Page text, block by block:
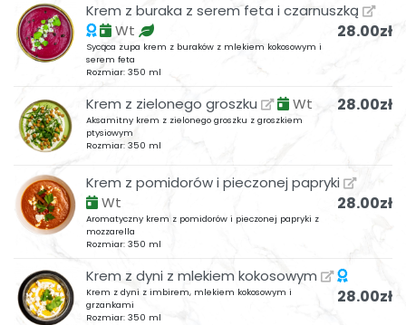
Krem z buraka z serem feta i czarnuszką
Wt
28.00zł
Sycąca zupa krem z buraków z mlekiem kokosowym i
serem feta
Rozmiar: 350 ml
Krem z zielonego groszku Wt 28.00zł
Aksamitny krem z zielonego groszku z groszkiem
ptysiowym
Rozmiar: 350 ml
Krem z pomidorów i pieczonej papryki
Wt
28.00zł
Aromatyczny krem z pomidorów i pieczonej papryki z
mozzarella
Rozmiar: 350 ml
Krem z dyni z mlekiem kokosowym
28.00zł
Krem z dyni z imbirem, mlekiem kokosowym i
grzankami
Rozmiar: 350 ml